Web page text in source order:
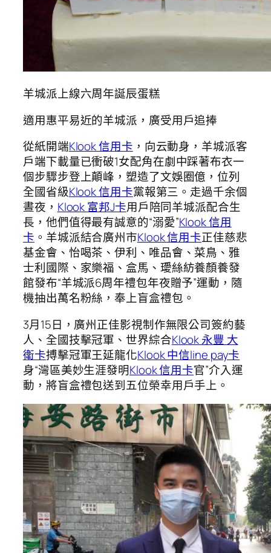
羊城派上線六周年誕辰蛋糕
適用惠平易近的羊城派，廣受用戶追捧
從紙開端Klook 信用卡 ，向云動身，羊城派客
戶端下載量已衝破1女配角在劇中踩著布衣一
個步驟步登上顛峰，塑造了文娛圈億，位列
全國省級Klook 信用卡黨報第三。走過千余個
晝夜， Klook 富邦J卡用戶陪同羊城派配合生
長，他們值得最有誠意的“溺愛”Klook 信用
卡 。羊城派結合廣州市Klook 信用卡正佳慈悲
基金會、怡喝茶、伊利、唯品會、菜鳥、雅
士利國際、家樂福、盒馬、璦絲紡養顏養發
館發布“羊城派6周年禮包年夜贈予”運動，隨
機抽出萬名粉絲，奉上盲盒禮包。
3月15日，廣州正佳影視制作無限公司簽約藝
人、全國技擊冠軍、世界綜合Klook 永豐 大
衛卡搏擊冠軍王延龍化Klook 中信line pay卡
身“灣區美妙生涯發明Klook 信用卡官”介入運
動，將盲盒禮包送到五位榮幸用戶手上。